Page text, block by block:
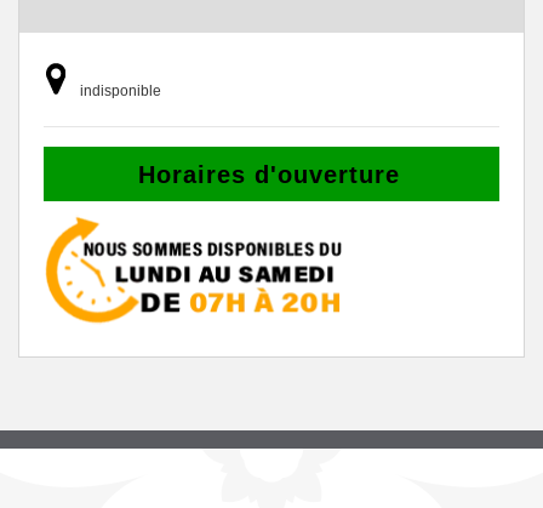
indisponible
Horaires d'ouverture